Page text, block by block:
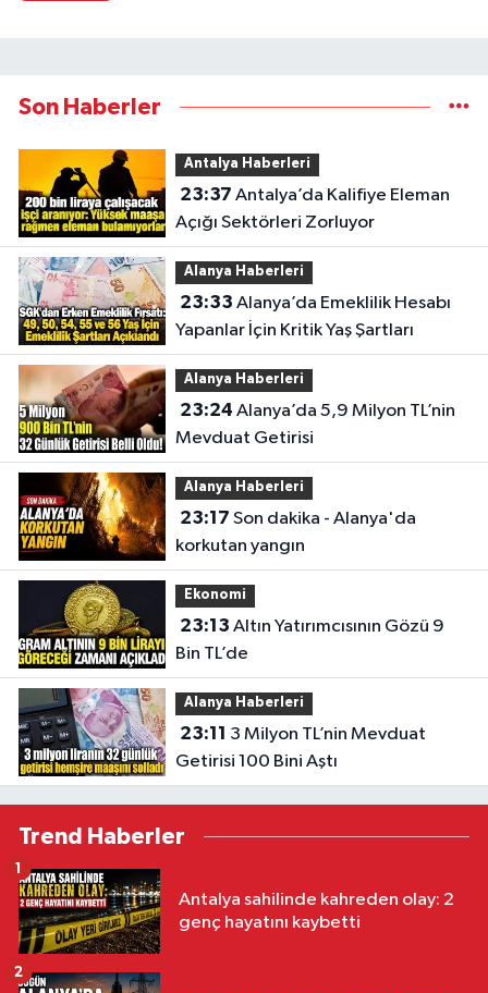
Son Haberler
Antalya Haberleri
23:37
Açığı Sektörleri Zorluyor
Alanya Haberleri
23:33
Yapanlar İçin Kritik Yaş Şartları
Alanya Haberleri
23:24
Mevduat Getirisi
Alanya Haberleri
23:17
korkutan yangın
Ekonomi
23:13
Bin TL’de
Alanya Haberleri
23:11
Getirisi 100 Bini Aştı
Trend Haberler
Antalya sahilinde kahreden olay: 2
genç hayatını kaybetti
1
2